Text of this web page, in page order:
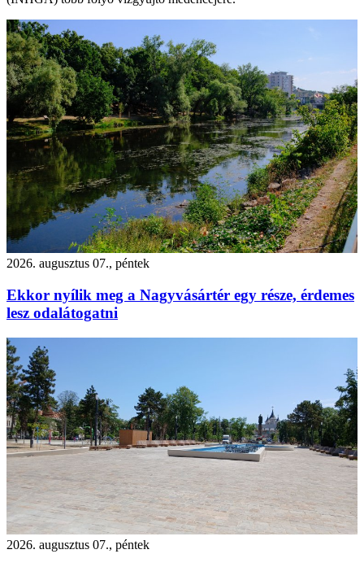
2026. augusztus 07., péntek
Ekkor nyílik meg a Nagyvásártér egy része, érdemes
lesz odalátogatni
2026. augusztus 07., péntek